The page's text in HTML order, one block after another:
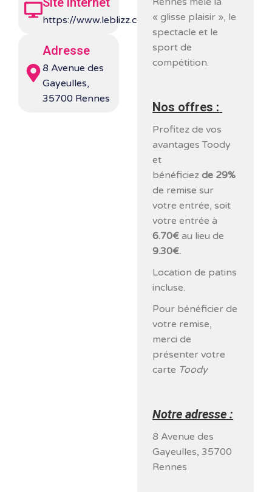
https://www.leblizz.com/
Adresse
8 Avenue des
Gayeulles,
35700 Rennes
« glisse plaisir », le
spectacle et le
sport de
compétition.
Nos offres :
Profitez de vos
avantages Toody
et
bénéficiezde 29%
de remise sur
votre entrée, soit
votre entrée à
6.70€ au lieu de
9.30€.
Location de patins
incluse.
Pour bénéficier de
votre remise,
merci de
présenter votre
carte Toody
Notre adresse :
8 Avenue des
Gayeulles, 35700
Rennes